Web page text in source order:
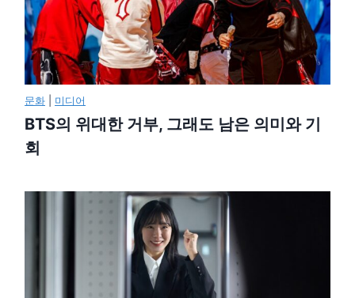
문화 미디어
BTS의 위대한 거부, 그래도 남은 의미와 기
회